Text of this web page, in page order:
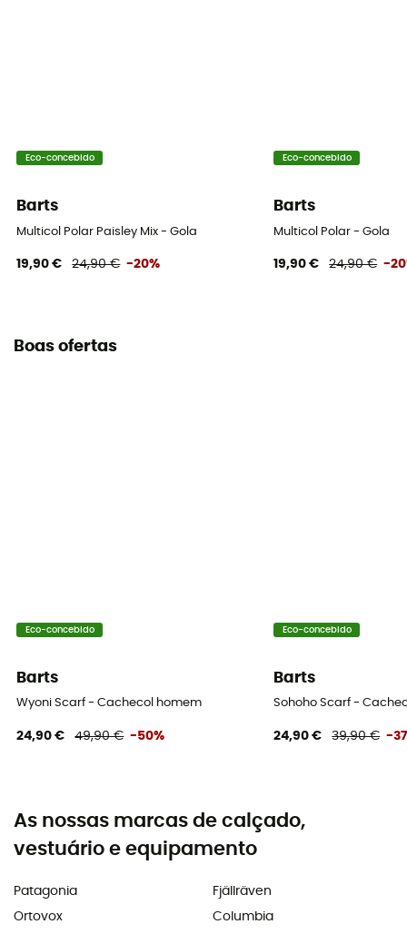
Eco-concebido
Barts
Multicol Polar Paisley Mix - Gola
19,90 € 24,90 € -20%
Eco-concebido
Barts
Multicol Polar - Gola
19,90 € 24,90 € -
Boas ofertas
Eco-concebido
Barts
Wyoni Scarf - Cachecol homem
24,90 € 49,90 € -50%
Eco-concebido
Barts
Sohoho Scarf -
24,90 € 39,90 € -
As nossas marcas de calçado,
vestuário e equipamento
Patagonia
Ortovox
Fjällräven
Columbia